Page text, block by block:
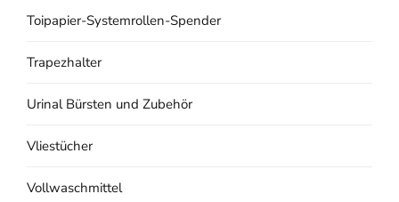
Toipapier-Systemrollen-Spender
Trapezhalter
Urinal Bürsten und Zubehör
Vliestücher
Vollwaschmittel